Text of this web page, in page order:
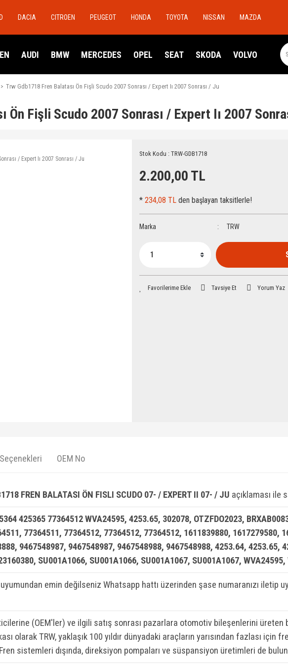
DACIA CITROEN PEUGEOT HONDA TOYOTA NISSAN MAZDA
AUDI BMW MERCEDES OPEL SEAT SKODA VOLVO
Trw Gdb1718 Fren Balatası Ön Fişli Scudo 2007 Sonrası / Expert Iı 2007 Sonrası / Ju
Ön Fişli Scudo 2007 Sonrası / Expert Iı 2007
Stok Kodu : TRW-GDB1718
2.200,00 TL
* 234,08 TL den başlayan taksitlerle!
Marka TRW
Tavsiye Et Yorum Yaz
OEM No
FREN BALATASI ÖN FISLI SCUDO 07- / EXPERT II 07- / JU açıklaması ile
425365 77364512 WVA24595, 4253.65, 302078, OTZFDO2023,
77364511, 77364512, 77364512, 77364512, 1611839880, 1617279580,
9467548987, 9467548987, 9467548988, 9467548988, 4253.64, 4253.65,
SU001A1066, SU001A1066, SU001A1067, SU001A1067, WVA24595,
emin değilseniz Whatsapp hattı üzerinden şase numaranızı iletip
(OEM'ler) ve ilgili satış sonrası pazarlara otomotiv bileşenlerini üreten
olarak TRW, yaklaşık 100 yıldır dünyadaki araçların yarısından fazlası için
sistemleri dışında, direksiyon pompaları ve süspansiyon üretimleri de